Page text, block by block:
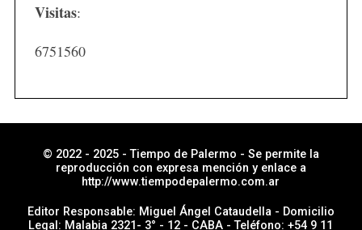
c
i
e
c
Visitas:
6751560
© 2022 - 2025 - Tiempo de Palermo - Se permite la
reproducción con expresa mención y enlace a
http://www.tiempodepalermo.com.ar
Editor Responsable: Miguel Ángel Cataudella - Domicilio
Legal: Malabia 2321- 3° - 12 - CABA - Teléfono: +54 9 11